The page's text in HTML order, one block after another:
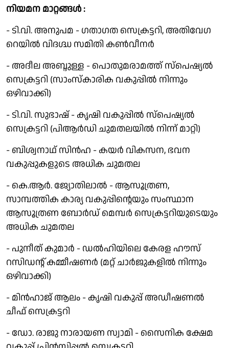
നിയമന മാറ്റങ്ങൾ :
- ടി.വി. അനുപമ - ഗതാഗത സെക്രട്ടറി, അതിവേഗ
റെയിൽ വിദഗ്ദ്ധ സമിതി കൺവീനർ
- അദീല അബ്ദുള്ള - പൊതുമരാമത്ത് സ്പെഷ്യൽ
സെക്രട്ടറി (സാംസ്കാരിക വകുപ്പിൽ നിന്നും
ഒഴിവാക്കി)
- ടി.വി. സുഭാഷ് - കൃഷി വകുപ്പിൽ സ്പെഷ്യൽ
സെക്രട്ടറി (പിആർഡി ചുമതലയിൽ നിന്ന് മാറ്റി)
- ബിശ്വനാഥ് സിൻഹ - കയർ വികസന, ഭവന
വകുപ്പുകളുടെ അധിക ചുമതല
- കെ.ആർ. ജ്യോതിലാൽ - ആസൂത്രണ,
സാമ്പത്തിക കാര്യ വകുപ്പിന്റെയും സംസ്ഥാന
ആസൂത്രണ ബോർഡ് മെമ്പർ സെക്രട്ടറിയുടെയും
അധിക ചുമതല
- പുനീത് കുമാർ - ഡൽഹിയിലെ കേരള ഹൗസ്
റസിഡന്റ് കമ്മീഷണർ (മറ്റ് ചാർജുകളിൽ നിന്നും
ഒഴിവാക്കി)
- മിൻഹാജ് ആലം - കൃഷി വകുപ്പ് ​​അഡീഷണൽ
ചീഫ് സെക്രട്ടറി
- ഡോ. രാജു നാരായണ സ്വാമി - സൈനിക ക്ഷേമ